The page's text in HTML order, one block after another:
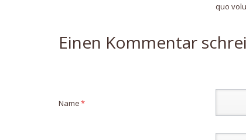
quo
Einen Kommentar
Pflichtfeld
Name*